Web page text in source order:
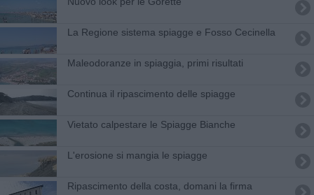
​La Regione sistema spiagge e Fosso Cecinella
Maleodoranze in spiaggia, primi risultati
Continua il ripascimento delle spiagge
Vietato calpestare le Spiagge Bianche
L'erosione si mangia le spiagge
Ripascimento della costa, domani la firma